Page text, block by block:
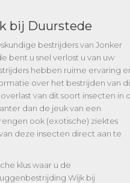
bij Duurstede
bestrijders van Jonker
bent u snel verlost u van uw
hebben ruime ervaring
over het bestrijden van
van dit soort insecten in
dan de jeuk van een
ook (exotische) ziektes
deze insecten direct aan te
klus waar u de
Wijk bij